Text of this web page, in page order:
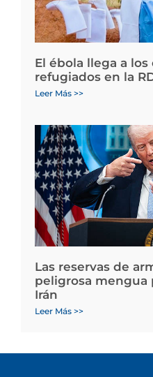
El ébola llega a
refugiados en la
Leer Más >>
Las reservas de
peligrosa mengua
Irán
Leer Más >>